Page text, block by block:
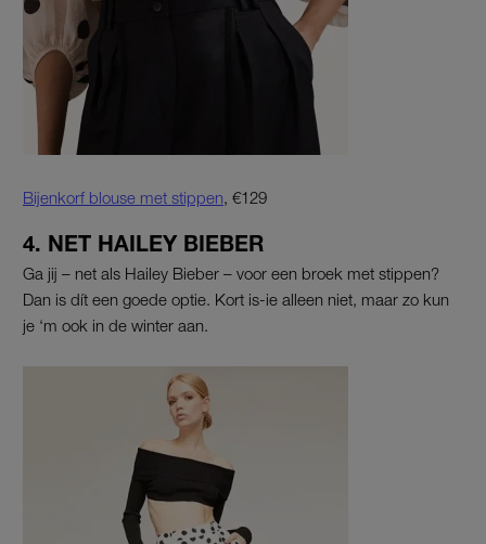
Bijenkorf blouse met stippen, €129
4. NET HAILEY BIEBER
Ga jij – net als Hailey Bieber – voor een broek met stippen?
Dan is dít een goede optie. Kort is-ie alleen niet, maar zo kun
je ‘m ook in de winter aan.